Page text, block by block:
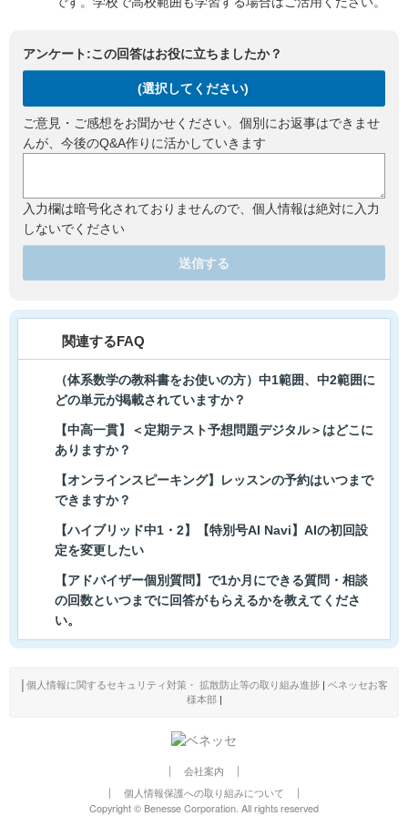
アンケート:この回答はお役に立ちましたか？
(選択してください)
ご意見・ご感想をお聞かせください。個別にお返事はできませ
んが、今後のQ&A作りに活かしていきます
入力欄は暗号化されておりませんので、個人情報は絶対に入力
しないでください
送信する
関連するFAQ
（体系数学の教科書をお使いの方）中1範囲、中2範囲に
どの単元が掲載されていますか？
【中高一貫】＜定期テスト予想問題デジタル＞はどこに
ありますか？
【オンラインスピーキング】レッスンの予約はいつまで
できますか？
【ハイブリッド中1・2】【特別号AI Navi】AIの初回設
定を変更したい
【アドバイザー個別質問】で1か月にできる質問・相談
の回数といつまでに回答がもらえるかを教えてくださ
い。
個人情報に関するセキュリティ対策・ 拡散防止等の取り組み進捗
ベネッセお客
様本部|
会社案内
個人情報保護への取り組みについて
Copyright © Benesse Corporation. All rights reserved